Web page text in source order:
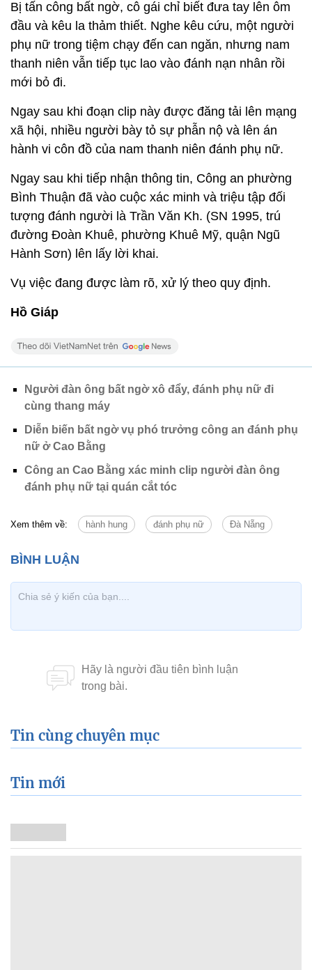
Bị tấn công bất ngờ, cô gái chỉ biết đưa tay lên ôm
đầu và kêu la thảm thiết. Nghe kêu cứu, một người
phụ nữ trong tiệm chạy đến can ngăn, nhưng nam
thanh niên vẫn tiếp tục lao vào đánh nạn nhân rồi
mới bỏ đi.
Ngay sau khi đoạn clip này được đăng tải lên mạng
xã hội, nhiều người bày tỏ sự phẫn nộ và lên án
hành vi côn đồ của nam thanh niên đánh phụ nữ.
Ngay sau khi tiếp nhận thông tin, Công an phường
Bình Thuận đã vào cuộc xác minh và triệu tập đối
tượng đánh người là Trần Văn Kh. (SN 1995, trú
đường Đoàn Khuê, phường Khuê Mỹ, quận Ngũ
Hành Sơn) lên lấy lời khai.
Vụ việc đang được làm rõ, xử lý theo quy định.
Hồ Giáp
Người đàn ông bất ngờ xô đẩy, đánh phụ nữ đi
cùng thang máy
Diễn biến bất ngờ vụ phó trưởng công an đánh phụ
nữ ở Cao Bằng
Công an Cao Bằng xác minh clip người đàn ông
đánh phụ nữ tại quán cắt tóc
Xem thêm về: hành hung đánh phụ nữ Đà Nẵng
Tin cùng chuyên mục
Tin mới